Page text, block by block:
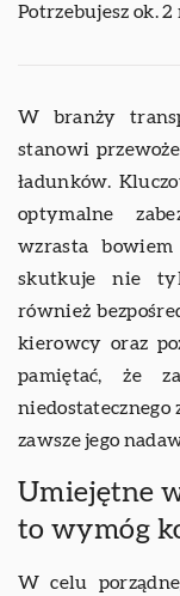
Potrzebujesz ok.
W branży
stanowi
ładunków.
optymalne
wzrasta
skutkuje nie
również
kierowcy oraz
pamiętać, że
niedostatecznego
zawsze jego
Umiejętne
to wymóg
W celu